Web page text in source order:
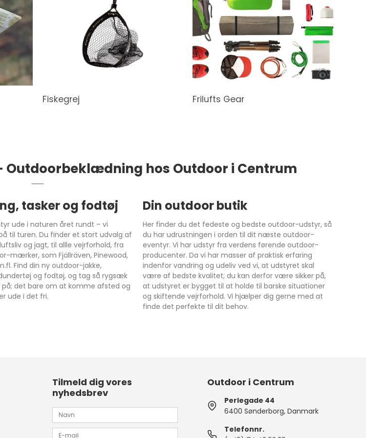
Fiskegrej Frilufts Gear
Outdoorbeklædning hos Outdoor i Centrum
tasker og fodtøj
ude i naturen året rundt – vi
til turen. Du finder et stort udvalg af
og jagt, til allle vejrforhold, fra
mærker, som Fjällräven, Pinewood,
Find din ny outdoor-jakke,
og fodtøj, og tag så rygsæk
på; det bare om at komme afsted og
ude i det fri.
Din outdoor butik
Her finder du det fedeste og bedste outdoor-udstyr, så
du har udrustningen i orden til dit næste outdoor-
eventyr. Vi har udstyr fra verdens førende outdoor-
producenter. Da vi har masser af praktisk erfaring
indenfor vandring og udeliv ved vi, at udstyret skal
være af bedste kvalitet; du kan derfor være sikker på,
at udstyret er bygget til at holde til barske situationer
og skiftende vejrforhold. Vi hjælper dig gerne med at
finde det perfekte til dit behov.
Tilmeld dig vores
nyhedsbrev
Outdoor i Centrum
Perlegade 44
6400 Sønderborg, Danmark
Telefonnr.